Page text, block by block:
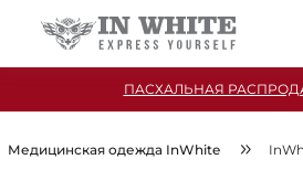
ПАСХАЛЬНАЯ
Медицинская одежда InWhite